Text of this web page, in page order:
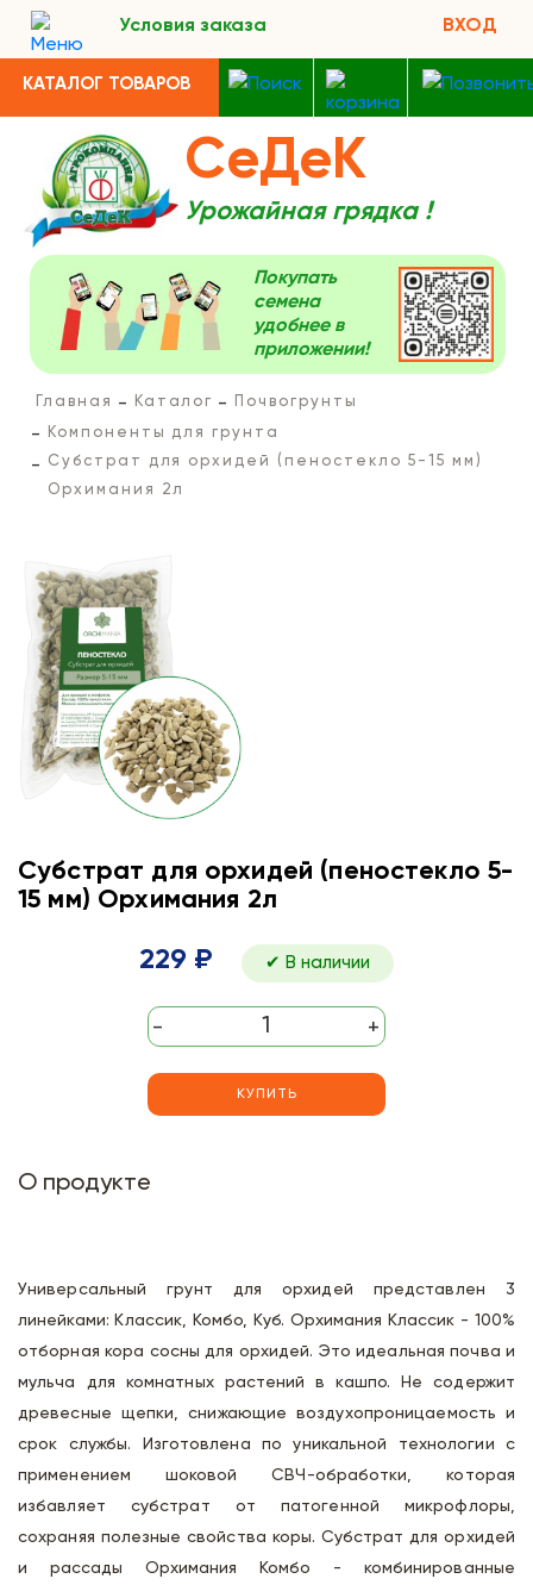
Условия заказа ВХОД
КАТАЛОГ ТОВАРОВ
СеДеК
Урожайная грядка !
Покупать
семена
удобнее в
приложении!
Главная Каталог
Почвогрунты
Компоненты для грунта
Субстрат для орхидей (пеностекло 5-15 мм)
Орхимания 2л
Субстрат для орхидей (пеностекло 5-
15 мм) Орхимания 2л
229 ₽ ✔ В наличии
- +
КУПИТЬ
О продукте
Универсальный грунт для орхидей представлен 3
линейками: Классик, Комбо, Куб. Орхимания Классик - 100%
отборная кора сосны для орхидей. Это идеальная почва и
мульча для комнатных растений в кашпо. Не содержит
древесные щепки, снижающие воздухопроницаемость и
срок службы. Изготовлена по уникальной технологии с
применением шоковой СВЧ-обработки, которая
избавляет субстрат от патогенной микрофлоры,
сохраняя полезные свойства коры. Субстрат для орхидей
и рассады Орхимания Комбо - комбинированные